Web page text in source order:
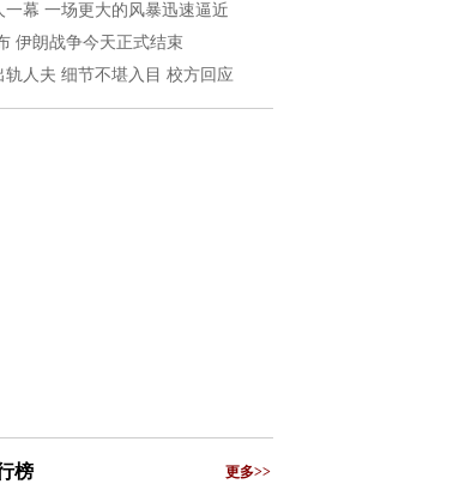
一幕 一场更大的风暴迅速逼近
伊朗战争今天正式结束
轨人夫 细节不堪入目 校方回应
榜 更多>>